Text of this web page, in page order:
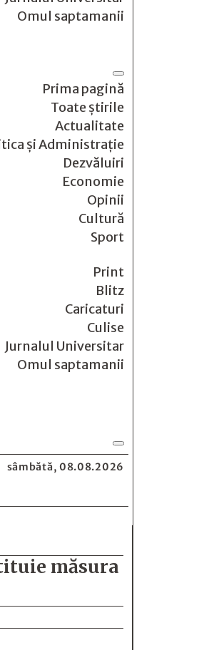
Omul saptamanii
Prima pagină
Toate știrile
Actualitate
și Administrație
Dezvăluiri
Economie
Opinii
Cultură
Sport
Print
Blitz
Caricaturi
Culise
Jurnalul Universitar
Omul saptamanii
sâmbătă, 08.08.2026
măsura